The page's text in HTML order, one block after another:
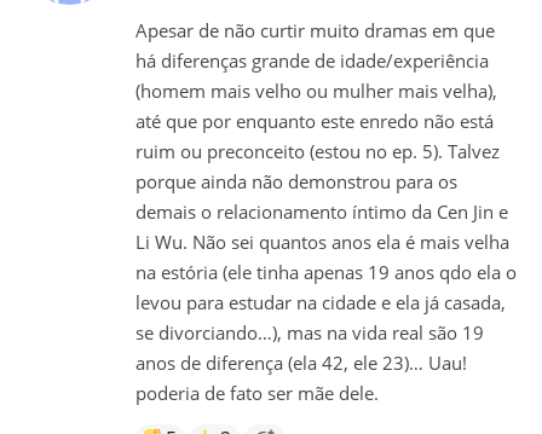
Apesar de não curtir muito dramas em que
há diferenças grande de idade/experiência
(homem mais velho ou mulher mais velha),
até que por enquanto este enredo não está
ruim ou preconceito (estou no ep. 5). Talvez
porque ainda não demonstrou para os
demais o relacionamento íntimo da Cen Jin e
Li Wu. Não sei quantos anos ela é mais velha
na estória (ele tinha apenas 19 anos qdo ela o
levou para estudar na cidade e ela já casada,
se divorciando…), mas na vida real são 19
anos de diferença (ela 42, ele 23)… Uau!
poderia de fato ser mãe dele.